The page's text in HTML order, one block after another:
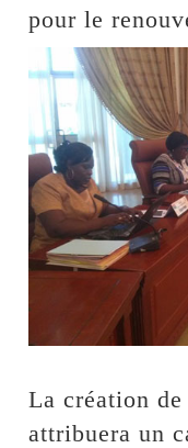
pour le
La création
attribuera un